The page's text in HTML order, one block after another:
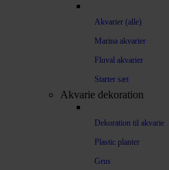
Akvarier (alle)
Marina akvarier
Fluval akvarier
Starter sæt
Akvarie dekoration
Dekoration til akvarie
Plastic planter
Grus